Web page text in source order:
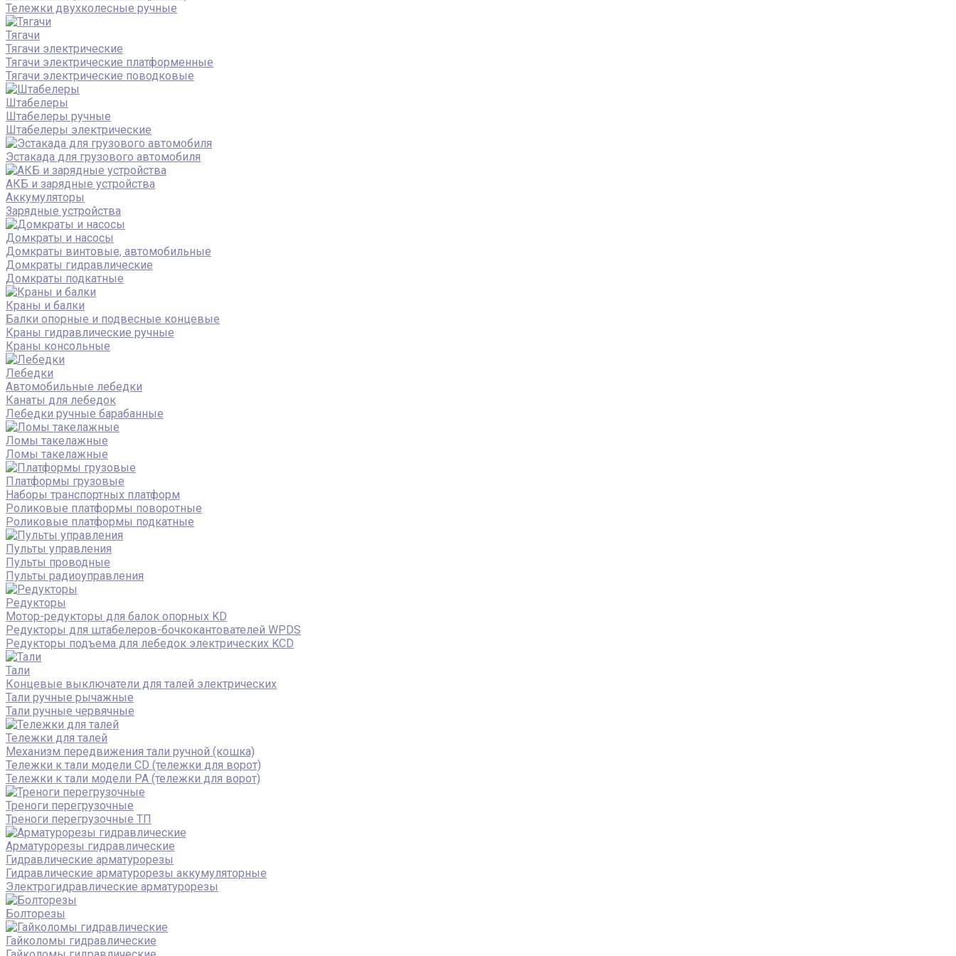
Тележки двухколесные ручные
Тягачи
Тягачи электрические
Тягачи электрические платформенные
Тягачи электрические поводковые
Штабелеры
Штабелеры ручные
Штабелеры электрические
Эстакада для грузового автомобиля
АКБ и зарядные устройства
Аккумуляторы
Зарядные устройства
Домкраты и насосы
Домкраты винтовые, автомобильные
Домкраты гидравлические
Домкраты подкатные
Краны и балки
Балки опорные и подвесные концевые
Краны гидравлические ручные
Краны консольные
Лебедки
Автомобильные лебедки
Канаты для лебедок
Лебедки ручные барабанные
Ломы такелажные
Ломы такелажные
Платформы грузовые
Наборы транспортных платформ
Роликовые платформы поворотные
Роликовые платформы подкатные
Пульты управления
Пульты проводные
Пульты радиоуправления
Редукторы
Мотор-редукторы для балок опорных KD
Редукторы для штабелеров-бочкокантователей WPDS
Редукторы подъема для лебедок электрических KCD
Тали
Концевые выключатели для талей электрических
Тали ручные рычажные
Тали ручные червячные
Тележки для талей
Механизм передвижения тали ручной (кошка)
Тележки к тали модели CD (тележки для ворот)
Тележки к тали модели РА (тележки для ворот)
Треноги перегрузочные
Треноги перегрузочные ТП
Арматурорезы гидравлические
Гидравлические арматурорезы
Гидравлические арматурорезы аккумуляторные
Электрогидравлические арматурорезы
Болторезы
Гайколомы гидравлические